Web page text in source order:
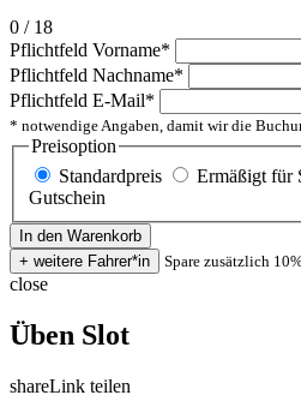
0 / 18
Pflichtfeld Vorname*
Pflichtfeld Nachname*
Pflichtfeld E-Mail*
* notwendige Angaben, damit wir die
Preisoption
Standardpreis
Ermäßigt für
Gutschein
Spare zusätzlich
close
Üben Slot
shareLink teilen